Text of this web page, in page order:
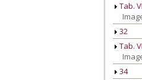
Tab. VI
32
Tab.
34